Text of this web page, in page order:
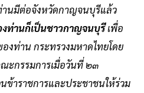
ต่อจังหวัดกาญจนบุรีแล้ว
ท่านก็เป็นชาวกาญจนบุรีเพื่อ
ท่าน กระทรวงมหาดไทยโดย
ะกรรมการเมื่อวันที่ ๒๓
าราชการและประชาชนให้ร่วม